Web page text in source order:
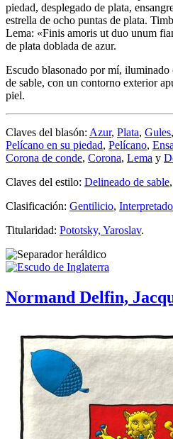
piedad, desplegado de plata,
estrella de ocho puntas de plata.
Lema: «Finis amoris ut duo unum
de plata doblada de azur.
Escudo blasonado por mí,
de sable, con un contorno exterior
piel.
Claves del blasón: Azur, Plata, Gules,
Pelícano en su piedad, Pelícano,
Corona de conde, Corona, Lema y
Claves del estilo: Delineado de sable,
Clasificación: Gentilicio, Interpretado
Titularidad: Pototsky, Yaroslav.
Normand Delfin,